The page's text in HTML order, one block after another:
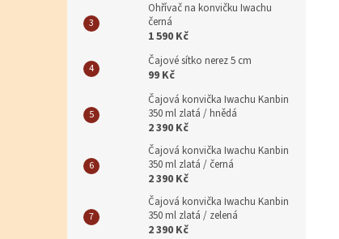
Ohřívač na konvičku Iwachu
černá
1 590 Kč
Čajové sítko nerez 5 cm
99 Kč
Čajová konvička Iwachu Kanbin
350 ml zlatá / hnědá
2 390 Kč
Čajová konvička Iwachu Kanbin
350 ml zlatá / černá
2 390 Kč
Čajová konvička Iwachu Kanbin
350 ml zlatá / zelená
2 390 Kč